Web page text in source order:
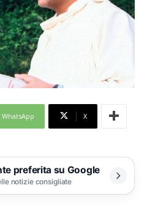
WhatsApp X
preferita su Google
notizie consigliate